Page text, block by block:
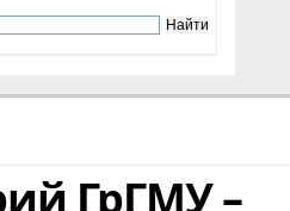
ГрГМУ –